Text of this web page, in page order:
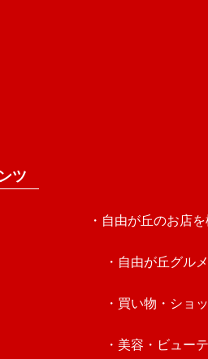
ツ
・自由が丘のお店
・自由が丘グルメ
・買い物・ショ
・美容・ビュー